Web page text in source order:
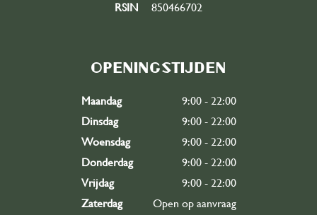
Ons team
Partners
Contact
Word vrijwilliger east
RSIN
850466702
Openingstijden
Maandag
9:00 - 22:00
Dinsdag
9:00 - 22:00
Woensdag
9:00 - 22:00
Donderdag
9:00 - 22:00
Vrijdag
9:00 - 22:00
Zaterdag
Open op aanvraag